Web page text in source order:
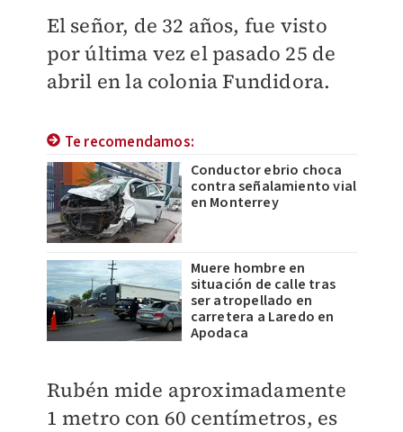
El señor, de 32 años, fue visto
por última vez el pasado 25 de
abril en la colonia Fundidora.
Te recomendamos:
Conductor ebrio choca
contra señalamiento vial
en Monterrey
Muere hombre en
situación de calle tras
ser atropellado en
carretera a Laredo en
Apodaca
Rubén mide aproximadamente
1 metro con 60 centímetros, es